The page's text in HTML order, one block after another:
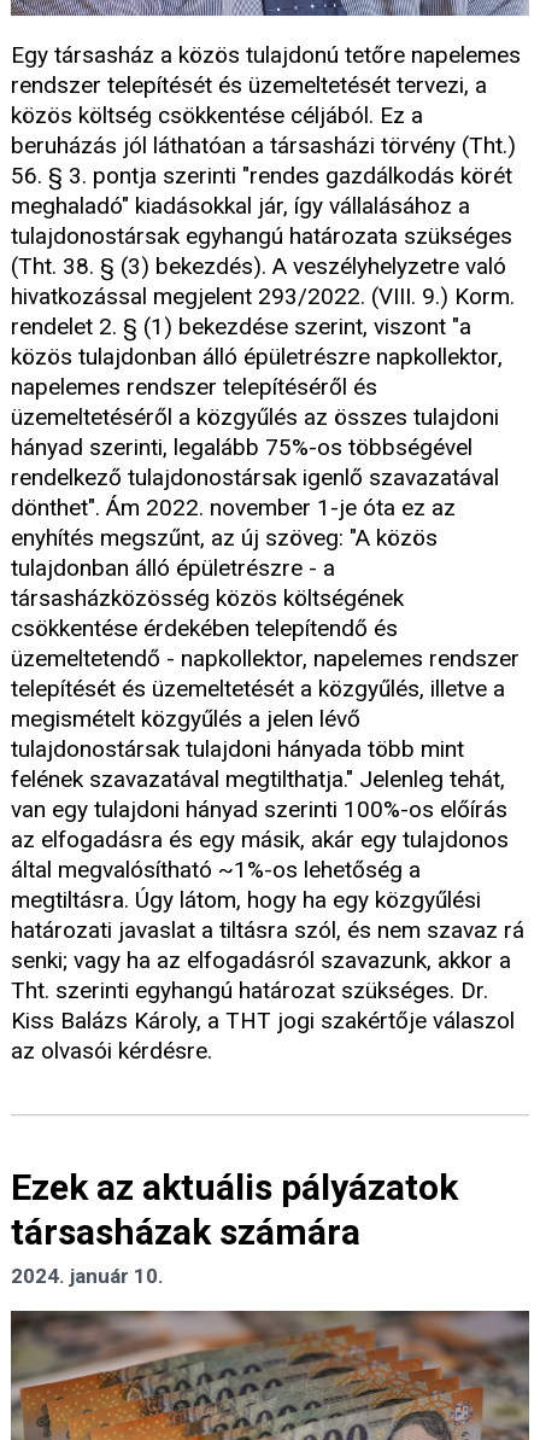
Egy társasház a közös tulajdonú tetőre napelemes
rendszer telepítését és üzemeltetését tervezi, a
közös költség csökkentése céljából. Ez a
beruházás jól láthatóan a társasházi törvény (Tht.)
56. § 3. pontja szerinti "rendes gazdálkodás körét
meghaladó" kiadásokkal jár, így vállalásához a
tulajdonostársak egyhangú határozata szükséges
(Tht. 38. § (3) bekezdés). A veszélyhelyzetre való
hivatkozással megjelent 293/2022. (VIII. 9.) Korm.
rendelet 2. § (1) bekezdése szerint, viszont "a
közös tulajdonban álló épületrészre napkollektor,
napelemes rendszer telepítéséről és
üzemeltetéséről a közgyűlés az összes tulajdoni
hányad szerinti, legalább 75%-os többségével
rendelkező tulajdonostársak igenlő szavazatával
dönthet". Ám 2022. november 1-je óta ez az
enyhítés megszűnt, az új szöveg: "A közös
tulajdonban álló épületrészre - a
társasházközösség közös költségének
csökkentése érdekében telepítendő és
üzemeltetendő - napkollektor, napelemes rendszer
telepítését és üzemeltetését a közgyűlés, illetve a
megismételt közgyűlés a jelen lévő
tulajdonostársak tulajdoni hányada több mint
felének szavazatával megtilthatja." Jelenleg tehát,
van egy tulajdoni hányad szerinti 100%-os előírás
az elfogadásra és egy másik, akár egy tulajdonos
által megvalósítható ~1%-os lehetőség a
megtiltásra. Úgy látom, hogy ha egy közgyűlési
határozati javaslat a tiltásra szól, és nem szavaz rá
senki; vagy ha az elfogadásról szavazunk, akkor a
Tht. szerinti egyhangú határozat szükséges. Dr.
Kiss Balázs Károly, a THT jogi szakértője válaszol
az olvasói kérdésre.
Ezek az aktuális pályázatok
társasházak számára
2024. január 10.